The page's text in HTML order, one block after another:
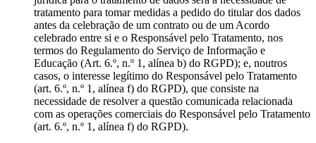
tratamento para tomar medidas a pedido do titular dos dados
antes da celebração de um contrato ou de um Acordo
celebrado entre si e o Responsável pelo Tratamento, nos
termos do Regulamento do Serviço de Informação e
Educação (Art. 6.º, n.º 1, alínea b) do RGPD); e, noutros
casos, o interesse legítimo do Responsável pelo Tratamento
(art. 6.º, n.º 1, alínea f) do RGPD), que consiste na
necessidade de resolver a questão comunicada relacionada
com as operações comerciais do Responsável pelo Tratamento
(art. 6.º, n.º 1, alínea f) do RGPD).